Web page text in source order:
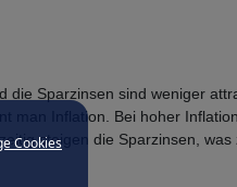
Cookies
Sparzinsen sind weniger
man Inflation. Bei hoher
steigen die Sparzinsen,